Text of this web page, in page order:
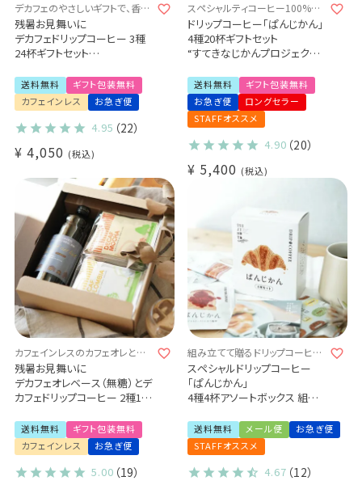
デカフェのやさしいギフトで、香り
豊かなじかんを贈ろう。
残暑お見舞いに
デカフェドリップコーヒー 3種
24杯ギフトセット
出産祝い 御祝 プチギフト (dc)
送料無料
ギフト包装無料
カフェインレス
お急ぎ便
4.95 （22）
¥ 4,050 税込
スペシャルティコーヒー100%使
用のドリップコーヒー
ドリップコーヒー「ぱんじかん」
4種20杯ギフトセット
“すてきなじかんプロジェクト”
パン好きのためのギフトセット
(sdc)
送料無料
ギフト包装無料
お急ぎ便
ロングセラー
STAFFオススメ
4.90 （20）
¥ 5,400 税込
カフェインレスのカフェオレとコ
ーヒーで、香り豊かなじかんを贈
ろう。
残暑お見舞いに
デカフェオレベース（無糖）とデ
カフェドリップコーヒー 2種10
カフェインレス 送料無料
甘さなし デカフェのカフェオレ
の素
デカフェ・コロンビア 5杯 / デカ
送料無料
ギフト包装無料
カフェインレス
お急ぎ便
5.00 （19）
組み立てて贈るドリップコーヒー
4杯ギフト♪
スペシャルドリップコーヒー
「ぱんじかん」
4種4杯アソートボックス 組み
プチギフト メール便 送料無料
ご自身で作るキットをお届け♪
(sdc)
送料無料 メール便
お急ぎ便
STAFFオススメ
4.67 （12）